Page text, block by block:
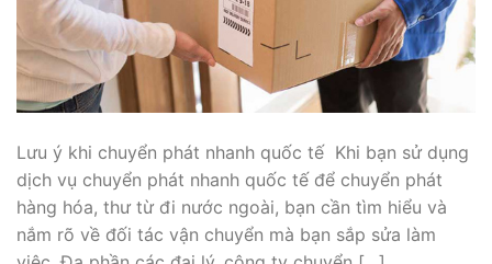
Lưu ý khi chuyển phát nhanh quốc tế Khi bạn sử dụng
dịch vụ chuyển phát nhanh quốc tế để chuyển phát
hàng hóa, thư từ đi nước ngoài, bạn cần tìm hiểu và
nắm rõ về đối tác vận chuyển mà bạn sắp sửa làm